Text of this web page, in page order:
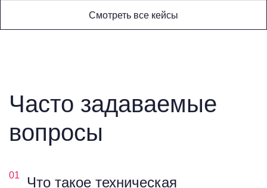
Смотреть все кейсы
Часто задаваемые
вопросы
01 Что такое техническая